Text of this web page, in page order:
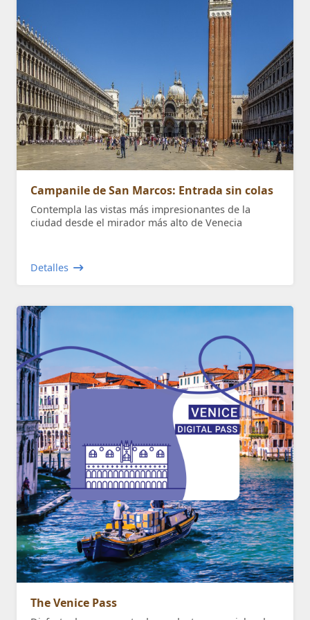
Campanile de San Marcos: Entrada sin colas
Contempla las vistas más impresionantes de la
ciudad desde el mirador más alto de Venecia
Detalles
The Venice Pass